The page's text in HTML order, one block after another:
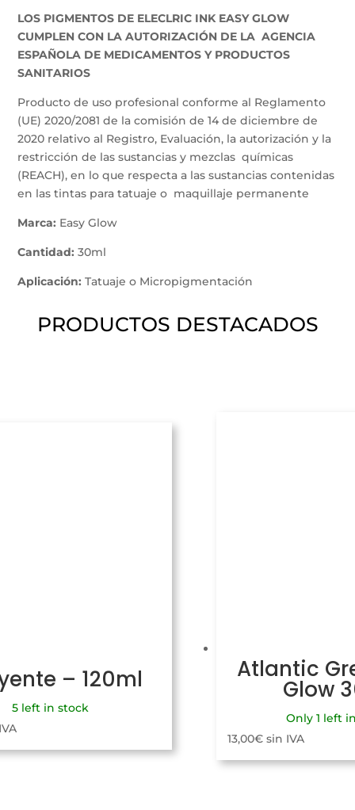
AEMPS
cantidad
LOS PIGMENTOS DE ELECLRIC INK EASY GLOW
CUMPLEN CON LA AUTORIZACIÓN DE LA AGENCIA
ESPAÑOLA DE MEDICAMENTOS Y PRODUCTOS
SANITARIOS
Producto de uso profesional conforme al Reglamento
(UE) 2020/2081 de la comisión de 14 de diciembre de
2020 relativo al Registro, Evaluación, la autorización y la
restricción de las sustancias y mezclas químicas
(REACH), en lo que respecta a las sustancias contenidas
en las tintas para tatuaje o maquillaje permanente
Marca: Easy Glow
Cantidad: 30ml
Aplicación: Tatuaje o Micropigmentación
PRODUCTOS DESTACADOS
– 120ml
5 left in stock
Atlantic
Glow
Only 1 left
13,00€ sin IVA